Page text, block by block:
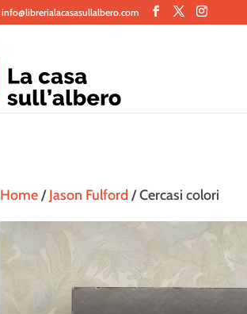
info@librerialacasasullalbero.com
Home/Jason Fulford / Cercasi colori